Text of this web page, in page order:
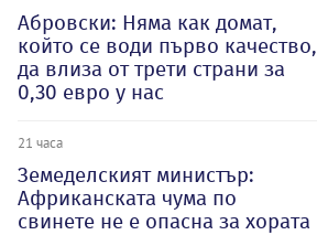
Абровски: Няма как домат,
който се води първо качество,
да влиза от трети страни за
0,30 евро у нас
21 часа
Земеделският министър:
Африканската чума по
свинете не е опасна за хората